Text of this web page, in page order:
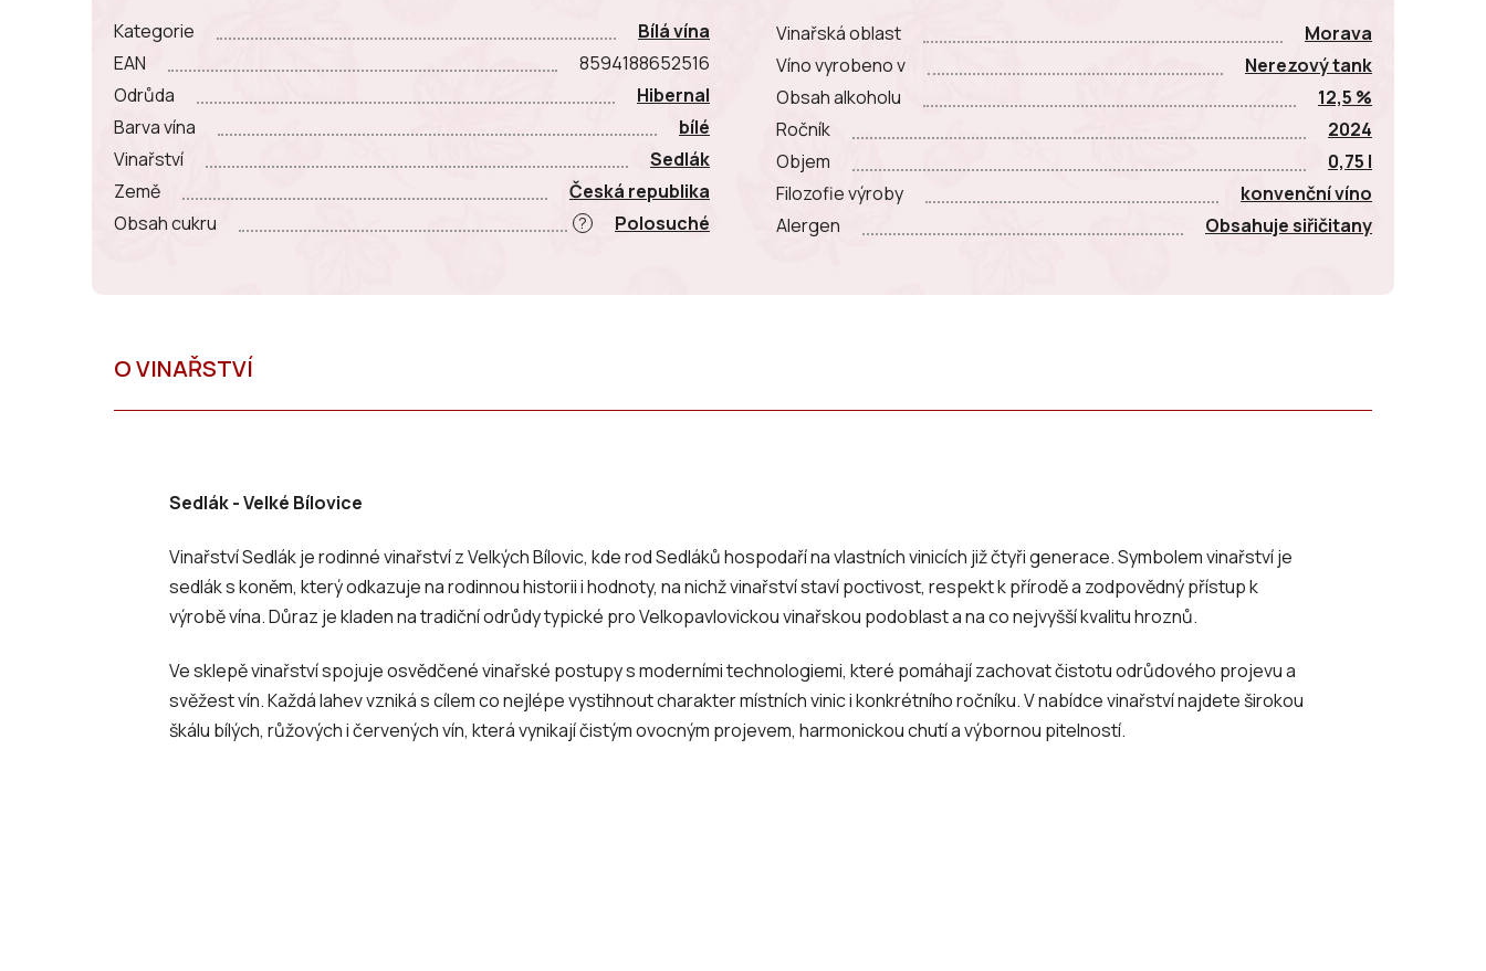
Kategorie
Bílá vína
EAN
8594188652516
Odrůda
Hibernal
Barva vína
bílé
Vinařství
Sedlák
Země
Česká republika
?
Obsah cukru Polosuché
Vinařská oblast
Morava
Víno vyrobeno v
Nerezový tank
Obsah alkoholu
12,5 %
Ročník
2024
Objem
0,75 l
Filozofie výroby
konvenční víno
Alergen
Obsahuje siřičitany
Sedlák - Velké Bílovice
Vinařství Sedlák je rodinné vinařství z Velkých Bílovic, kde rod Sedláků hospodaří na vlastních vinicích již čtyři generace. Symbolem vinařství je
sedlák s koněm, který odkazuje na rodinnou historii i hodnoty, na nichž vinařství staví poctivost, respekt k přírodě a zodpovědný přístup k
výrobě vína. Důraz je kladen na tradiční odrůdy typické pro Velkopavlovickou vinařskou podoblast a na co nejvyšší kvalitu hroznů.
Ve sklepě vinařství spojuje osvědčené vinařské postupy s moderními technologiemi, které pomáhají zachovat čistotu odrůdového projevu a
svěžest vín. Každá lahev vzniká s cílem co nejlépe vystihnout charakter místních vinic i konkrétního ročníku.V nabídce vinařství najdete širokou
škálu bílých, růžových i červených vín, která vynikají čistým ovocným projevem, harmonickou chutí a výbornou pitelností.